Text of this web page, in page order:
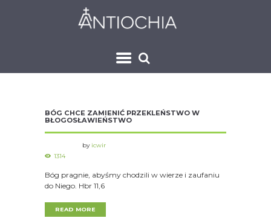
BÓG CHCE ZAMIENIĆ PRZEKLEŃSTWO W
BŁOGOSŁAWIEŃSTWO
by icwir
1314
Bóg pragnie, abyśmy chodzili w wierze i zaufaniu
do Niego. Hbr 11,6
READ MORE